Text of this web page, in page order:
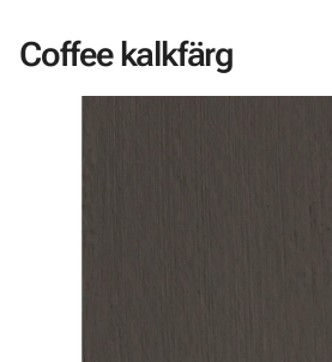
Coffee kalkfärg